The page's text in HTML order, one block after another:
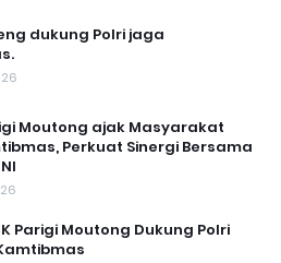
dukung Polri jaga
Moutong ajak Masyarakat
Perkuat Sinergi Bersama
Parigi Moutong Dukung Polri